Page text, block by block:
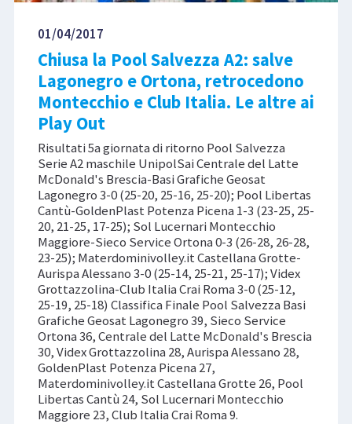
01/04/2017
Chiusa la Pool Salvezza A2: salve
Lagonegro e Ortona, retrocedono
Montecchio e Club Italia. Le altre ai
Play Out
Risultati 5a giornata di ritorno Pool Salvezza
Serie A2 maschile UnipolSai Centrale del Latte
McDonald's Brescia-Basi Grafiche Geosat
Lagonegro 3-0 (25-20, 25-16, 25-20); Pool Libertas
Cantù-GoldenPlast Potenza Picena 1-3 (23-25, 25-
20, 21-25, 17-25); Sol Lucernari Montecchio
Maggiore-Sieco Service Ortona 0-3 (26-28, 26-28,
23-25); Materdominivolley.it Castellana Grotte-
Aurispa Alessano 3-0 (25-14, 25-21, 25-17); Videx
Grottazzolina-Club Italia Crai Roma 3-0 (25-12,
25-19, 25-18) Classifica Finale Pool Salvezza Basi
Grafiche Geosat Lagonegro 39, Sieco Service
Ortona 36, Centrale del Latte McDonald's Brescia
30, Videx Grottazzolina 28, Aurispa Alessano 28,
GoldenPlast Potenza Picena 27,
Materdominivolley.it Castellana Grotte 26, Pool
Libertas Cantù 24, Sol Lucernari Montecchio
Maggiore 23, Club Italia Crai Roma 9.